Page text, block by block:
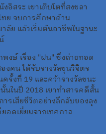
อิสระ เขาเติบโตที่สงขลา
ทย จบการศึกษาด้าน
ย แล้วเริ่มต้นอาชีพในฐานะ
พงษ์ เรื่อง "ฝน" ซึ่งถ่ายทอด
งคน ได้รับรางวัลขุนวิจิตร
รั้งที่ 19 และคว้ารางวัลชนะ
นในปี 2018 เขาทำสารคดีสั้น
ารเสียชีวิตอย่างลึกลับของลุง
อดเยี่ยมจากเทศกาล